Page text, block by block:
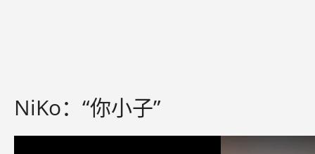
NiKo：“你小子”